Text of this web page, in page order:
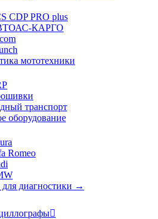
CDP PRO plus
КАРГО
мототехники
транспорт
оборудование
Romeo
диагностики →
